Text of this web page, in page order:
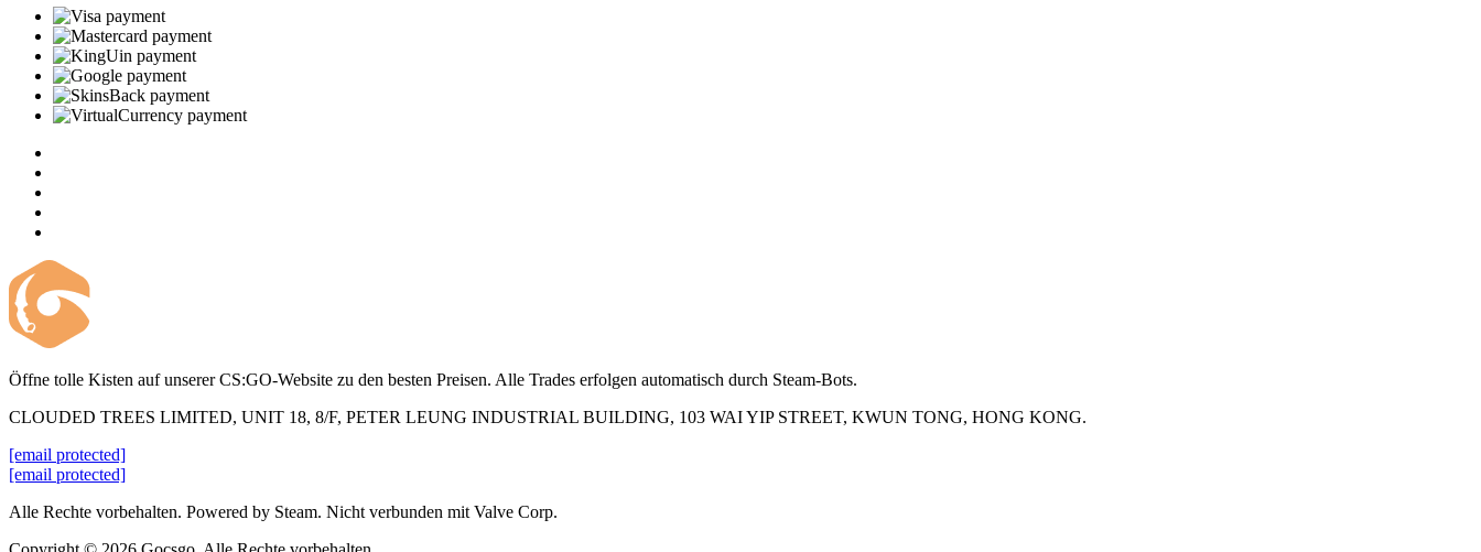
Öffne tolle Kisten auf unserer CS:GO-Website zu den besten Preisen. Alle Trades erfolgen automatisch durch Steam-Bots.
CLOUDED TREES LIMITED, UNIT 18, 8/F, PETER LEUNG INDUSTRIAL BUILDING, 103 WAI YIP STREET, KWUN TONG, HONG KONG.
[email protected]
[email protected]
Alle Rechte vorbehalten. Powered by Steam. Nicht verbunden mit Valve Corp.